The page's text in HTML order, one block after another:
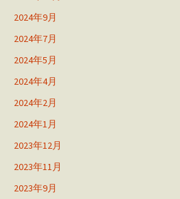
2024年9月
2024年7月
2024年5月
2024年4月
2024年2月
2024年1月
2023年12月
2023年11月
2023年9月